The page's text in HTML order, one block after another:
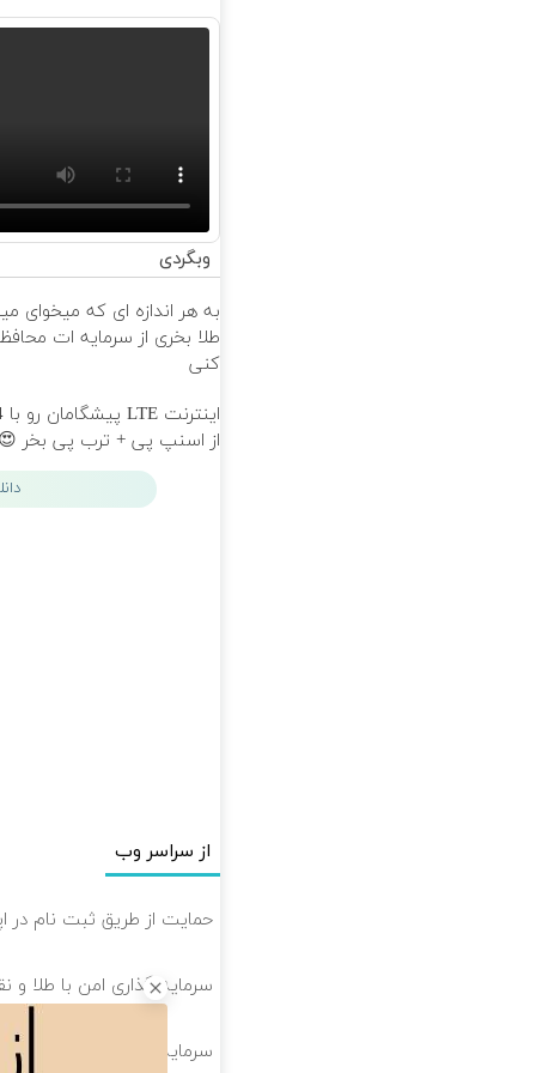
وبگردی
به هر اندازه ای که میخوای
طلا بخری از سرمایه ات
کنی
از اسنپ پی + ترب پی بخر
از سراسر وب
حمایت از طریق ثبت نام
سرمایه گذاری امن با طلا و
سرمایه گذاری امن با طلا و